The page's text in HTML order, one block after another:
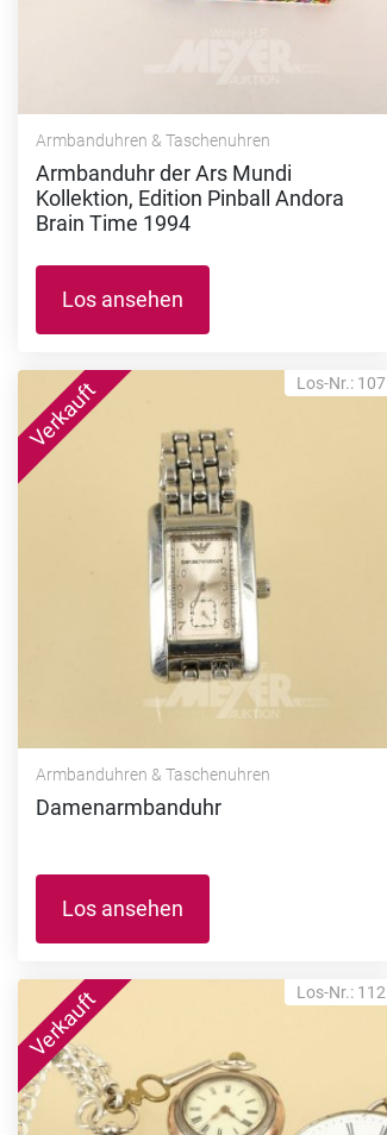
Armbanduhren & Taschenuhren
Armbanduhr der Ars Mundi
Kollektion, Edition Pinball Andora
Brain Time 1994
Los ansehen
Los-Nr.: 107
Armbanduhren & Taschenuhren
Damenarmbanduhr
Los ansehen
Los-Nr.: 112